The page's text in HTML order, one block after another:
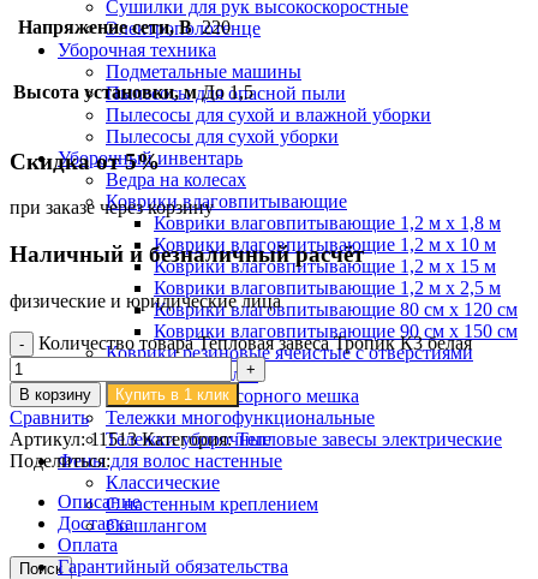
Сушилки для рук высокоскоростные
Электрополотенце
Уборочная техника
Подметальные машины
Пылесосы для опасной пыли
Пылесосы для сухой и влажной уборки
Пылесосы для сухой уборки
Уборочный инвентарь
Ведра на колесах
Коврики влаговпитывающие
Коврики влаговпитывающие 1,2 м х 1,8 м
Коврики влаговпитывающие 1,2 м х 10 м
Коврики влаговпитывающие 1,2 м х 15 м
Коврики влаговпитывающие 1,2 м х 2,5 м
Коврики влаговпитывающие 80 см х 120 см
Коврики влаговпитывающие 90 см х 150 см
Коврики резиновые ячеистые с отверстиями
Тележки для белья
Тележки для мусорного мешка
Тележки многофункциональные
Тележки уборочные
Фены для волос настенные
Классические
С настенным креплением
Со шлангом
Поиск
Напряжение сети, В 220
Высота установки, м До 1,5
Скидка от 5%
при заказе через корзину
Наличный и безналичный расчёт
физические и юридические лица
Количество товара Тепловая завеса Тропик К3 белая
В корзину Купить в 1 клик
Сравнить
Артикул:11513Категория: Тепловые завесы электрические
Поделиться:
Описание
Доставка
Оплата
Гарантийный обязательства